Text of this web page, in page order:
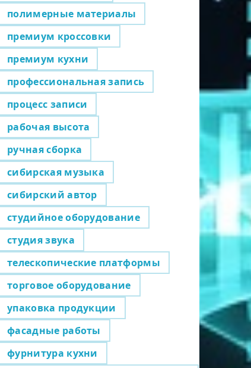
полимерные материалы
премиум кроссовки
премиум кухни
профессиональная запись
процесс записи
рабочая высота
ручная сборка
сибирская музыка
сибирский автор
студийное оборудование
студия звука
телескопические платформы
торговое оборудование
упаковка продукции
фасадные работы
фурнитура кухни